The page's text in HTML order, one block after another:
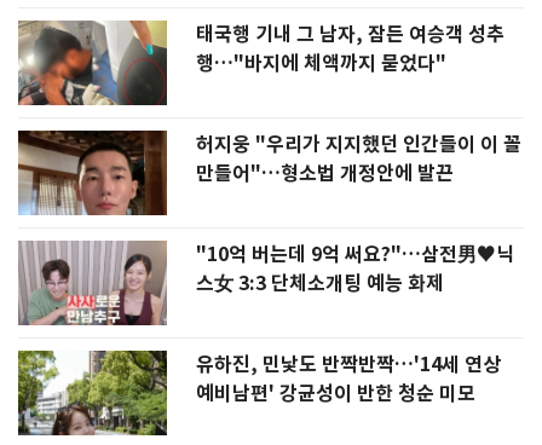
태국행 기내 그 남자, 잠든 여승객 성추
행…"바지에 체액까지 묻었다"
허지웅 "우리가 지지했던 인간들이 이 꼴
만들어"…형소법 개정안에 발끈
"10억 버는데 9억 써요?"…삼전男♥닉
스女 3:3 단체소개팅 예능 화제
유하진, 민낯도 반짝반짝…'14세 연상
예비남편' 강균성이 반한 청순 미모